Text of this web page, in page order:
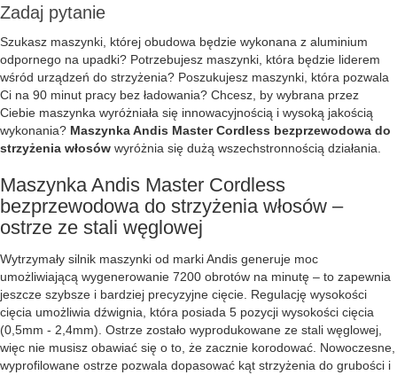
Zadaj pytanie
Szukasz maszynki, której obudowa będzie wykonana z aluminium
odpornego na upadki? Potrzebujesz maszynki, która będzie liderem
wśród urządzeń do strzyżenia? Poszukujesz maszynki, która pozwala
Ci na 90 minut pracy bez ładowania? Chcesz, by wybrana przez
Ciebie maszynka wyróżniała się innowacyjnością i wysoką jakością
wykonania? Maszynka Andis Master Cordless bezprzewodowa do
strzyżenia włosów wyróżnia się dużą wszechstronnością działania.
Maszynka Andis Master Cordless
bezprzewodowa do strzyżenia włosów –
ostrze ze stali węglowej
Wytrzymały silnik maszynki od marki Andis generuje moc
umożliwiającą wygenerowanie 7200 obrotów na minutę – to zapewnia
jeszcze szybsze i bardziej precyzyjne cięcie. Regulację wysokości
cięcia umożliwia dźwignia, która posiada 5 pozycji wysokości cięcia
(0,5mm - 2,4mm). Ostrze zostało wyprodukowane ze stali węglowej,
więc nie musisz obawiać się o to, że zacznie korodować. Nowoczesne,
wyprofilowane ostrze pozwala dopasować kąt strzyżenia do grubości i